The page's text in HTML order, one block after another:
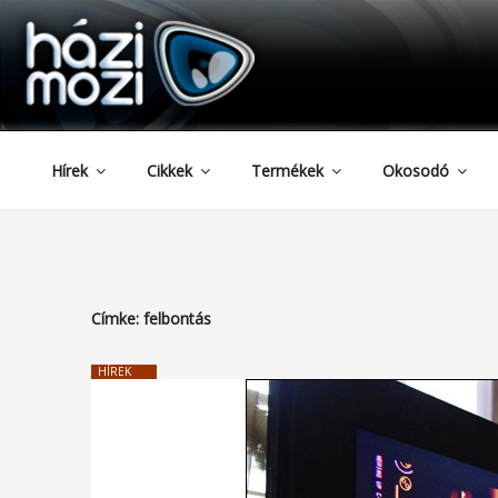
Tartalomhoz
HAZIMOZI
Hírek Cikkek Termékek Okosodó
Címke: felbontás
HÍREK